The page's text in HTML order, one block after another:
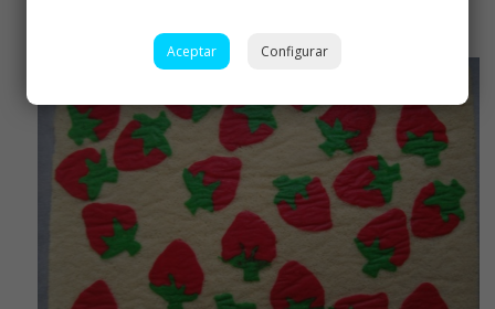
Aceptar Configurar